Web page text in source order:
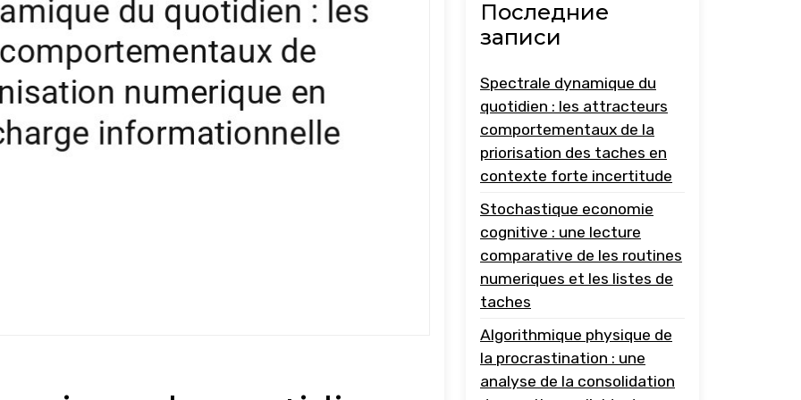
Последние
записи
Spectrale dynamique du
quotidien : les attracteurs
comportementaux de la
priorisation des taches en
contexte forte incertitude
Stochastique economie
cognitive : une lecture
comparative de les routines
numeriques et les listes de
taches
Algorithmique physique de
la procrastination : une
analyse de la consolidation